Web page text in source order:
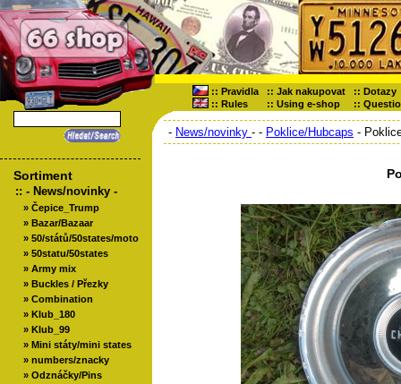
:: Pravidla :: Jak nakupovat :: Dotazy
:: Rules :: Using e-shop ::
Sortiment
:: - News/novinky -
» Čepice_Trump
» Bazar/Bazaar
» 50/států/50states/moto
» 50statu/50states
» Army mix
» Buckles / Přezky
» Combination
» Klub_180
» Klub_99
» Mini státy/mini states
» numbers/znacky
» Odznáčky/Pins
- News/novinky - - Poklice/Hubcaps -